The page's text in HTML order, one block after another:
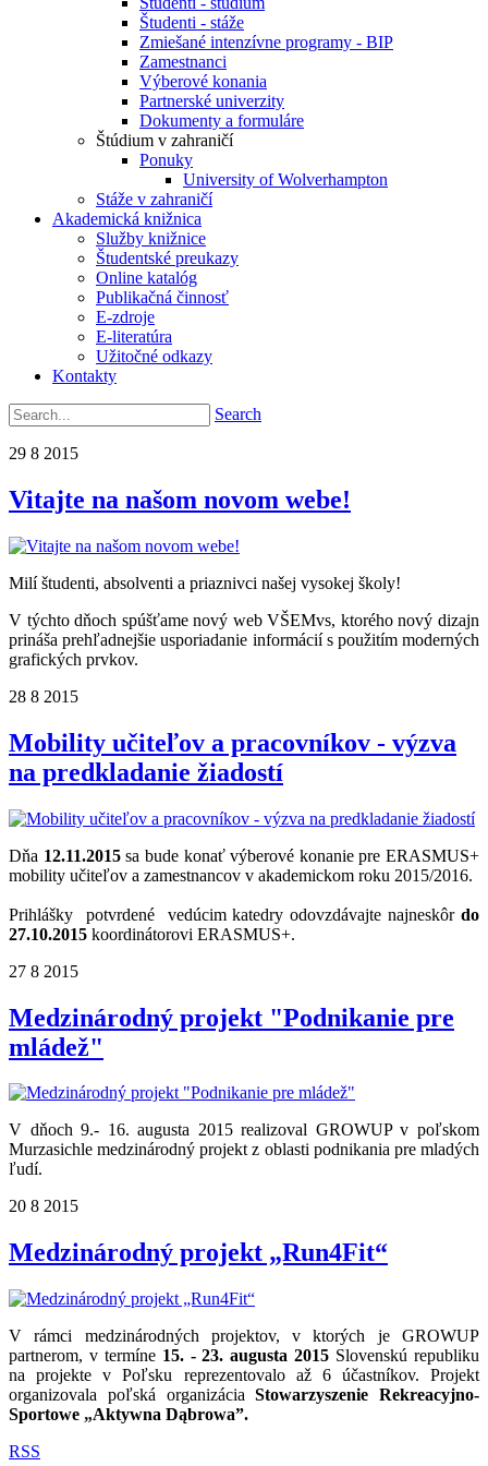
Študenti - stáže
Zmiešané intenzívne programy - BIP
Zamestnanci
Výberové konania
Partnerské univerzity
Dokumenty a formuláre
Štúdium v zahraničí
Ponuky
University of Wolverhampton
Stáže v zahraničí
Akademická knižnica
Služby knižnice
Študentské preukazy
Online katalóg
Publikačná činnosť
E-zdroje
E-literatúra
Užitočné odkazy
Kontakty
Search
29 8 2015
Vitajte na našom novom webe!
Milí študenti, absolventi a priaznivci našej vysokej školy!
V týchto dňoch spúšťame nový web VŠEMvs, ktorého nový dizajn
prináša prehľadnejšie usporiadanie informácií s použitím moderných
grafických prvkov.
28 8 2015
Mobility učiteľov a pracovníkov - výzva
na predkladanie žiadostí
Dňa 12.11.2015sa bude konať výberové konanie pre ERASMUS+
mobility učiteľov a zamestnancov v akademickom roku 2015/2016.
Prihlášky potvrdené vedúcim katedry odovzdávajte najneskôr do
27.10.2015 koordinátorovi ERASMUS+.
27 8 2015
Medzinárodný projekt "Podnikanie pre
mládež"
V dňoch 9.- 16. augusta 2015 realizoval GROWUP v poľskom
Murzasichle medzinárodný projekt z oblasti podnikania pre mladých
ľudí.
20 8 2015
Medzinárodný projekt „Run4Fit“
V rámci medzinárodných projektov, v ktorých je GROWUP
partnerom, v termíne 15. - 23. augusta 2015 Slovenskú republiku
na projekte v Poľsku reprezentovalo až 6 účastníkov. Projekt
organizovala poľská organizáciaStowarzyszenie Rekreacyjno-
Sportowe „Aktywna Dąbrowa”.
RSS